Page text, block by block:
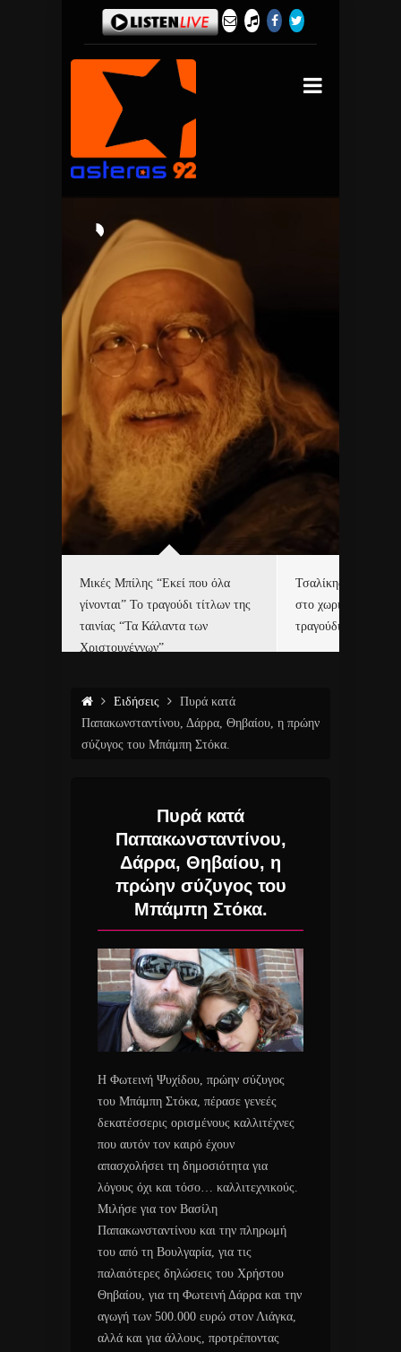
Μικές Μπίλης “Εκεί που όλα
γίνονται” Το τραγούδι τίτλων της
ταινίας “Τα Κάλαντα των
Χριστουγέννων”
Τσαλίκης,
στο χωριό του Άι
τραγούδι και video
Ειδήσεις
Πυρά κατά
Παπακωνσταντίνου, Δάρρα, Θηβαίου, η πρώην
σύζυγος του Μπάμπη Στόκα.
Πυρά κατά
Παπακωνσταντίνου,
Δάρρα, Θηβαίου, η
πρώην σύζυγος του
Μπάμπη Στόκα.
Η Φωτεινή Ψυχίδου, πρώην σύζυγος
του Μπάμπη Στόκα, πέρασε γενεές
δεκατέσσερις ορισμένους καλλιτέχνες
που αυτόν τον καιρό έχουν
απασχολήσει τη δημοσιότητα για
λόγους όχι και τόσο… καλλιτεχνικούς.
Μιλήσε για τον Βασίλη
Παπακωνσταντίνου και την πληρωμή
του από τη Βουλγαρία, για τις
παλαιότερες δηλώσεις του Χρήστου
Θηβαίου, για τη Φωτεινή Δάρρα και την
αγωγή των 500.000 ευρώ στον Λιάγκα,
αλλά και για άλλους, προτρέποντας